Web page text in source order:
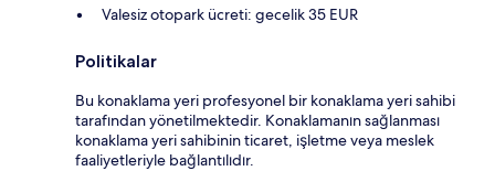
Valesiz otopark ücreti: gecelik 35 EUR
Politikalar
Bu konaklama yeri profesyonel bir konaklama yeri sahibi
tarafından yönetilmektedir. Konaklamanın sağlanması
konaklama yeri sahibinin ticaret, işletme veya meslek
faaliyetleriyle bağlantılıdır.